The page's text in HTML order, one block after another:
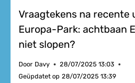
Vraagtekens na recente
Europa-Park: achtbaan
niet slopen?
Door Davy
28/07/2025 13:03
Geüpdatet op 28/07/2025 13:39